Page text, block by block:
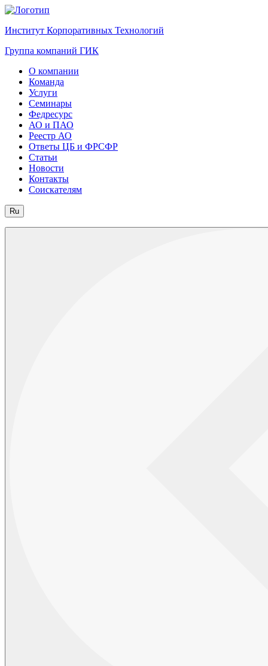
Институт Корпоративных Технологий
Группа компаний ГИК
О компании
Команда
Услуги
Семинары
Федресурс
АО и ПАО
Реестр АО
Ответы ЦБ и ФРСФР
Статьи
Новости
Контакты
Соискателям
Ru